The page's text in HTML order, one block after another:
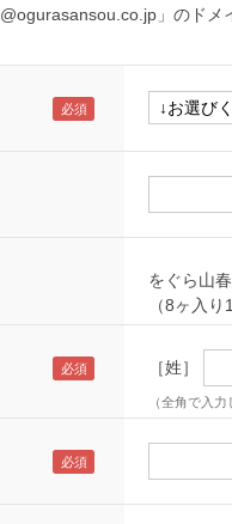
」のドメ
をぐら山
（8ヶ入り
［姓］
（全角で入力